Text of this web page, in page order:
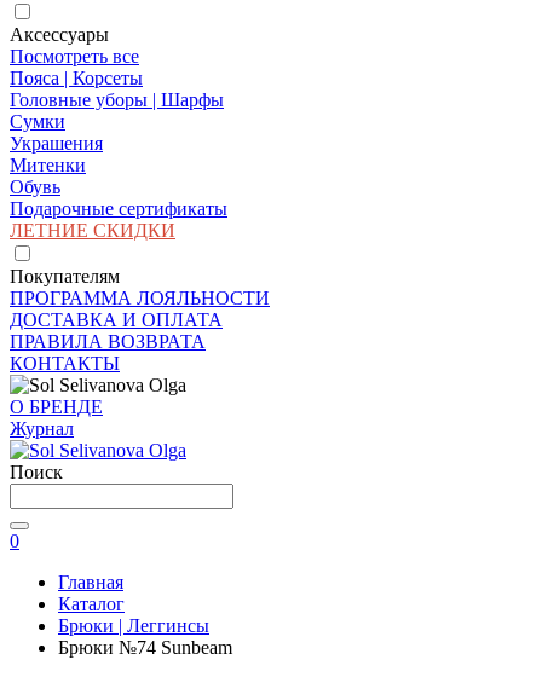
Аксессуары
Посмотреть все
Пояса | Корсеты
Головные уборы | Шарфы
Сумки
Украшения
Митенки
Обувь
Подарочные сертификаты
ЛЕТНИЕ СКИДКИ
Покупателям
ПРОГРАММА ЛОЯЛЬНОСТИ
ДОСТАВКА И ОПЛАТА
ПРАВИЛА ВОЗВРАТА
КОНТАКТЫ
О БРЕНДЕ
Журнал
Поиск
0
Главная
Каталог
Брюки | Леггинсы
Брюки №74 Sunbeam